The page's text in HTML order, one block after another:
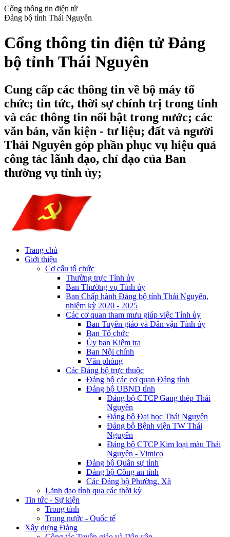
Cổng thông tin điện tử
Đảng bộ tỉnh Thái Nguyên
Cổng thông tin điện tử Đảng
bộ tỉnh Thái Nguyên
Cung cấp các thông tin về bộ máy tổ
chức; tin tức, thời sự chính trị trong tỉnh
và các thông tin nổi bật trong nước; các
văn bản, văn kiện - tư liệu; đất và người
Thái Nguyên góp phần phục vụ hiệu quả
công tác lãnh đạo, chỉ đạo của Ban
thường vụ tỉnh ủy;
Trang chủ
Giới thiệu
Cơ cấu tổ chức
Thường trực Tỉnh ủy
Ban Thường vụ Tỉnh ủy
Ban Chấp hành Đảng bộ tỉnh Thái Nguyên,
nhiệm kỳ 2020 - 2025
Các cơ quan tham mưu giúp việc Tỉnh ủy
Ban Tuyên giáo và Dân vận Tỉnh ủy
Ban Tổ chức
Ủy ban Kiểm tra
Ban Nội chính
Văn phòng
Các Đảng bộ trực thuộc
Đảng bộ các cơ quan Đảng tỉnh
Đảng bộ UBND tỉnh
Đảng bộ CTCP Gang thép Thái
Nguyên
Đảng bộ Đại học Thái Nguyên
Đảng bộ Bệnh viện TW Thái
Nguyên
Đảng bộ CTCP Kim loại màu Thái
Nguyên - Vimico
Đảng bộ Quân sự tỉnh
Đảng bộ Công an tỉnh
Các Đảng bộ Phường, Xã
Lãnh đạo tỉnh qua các thời kỳ
Tin tức - Sự kiện
Trong tỉnh
Trong nước - Quốc tế
Xây dựng Đảng